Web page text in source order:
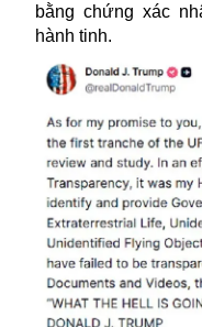
bằng chứng xác
hành tinh.